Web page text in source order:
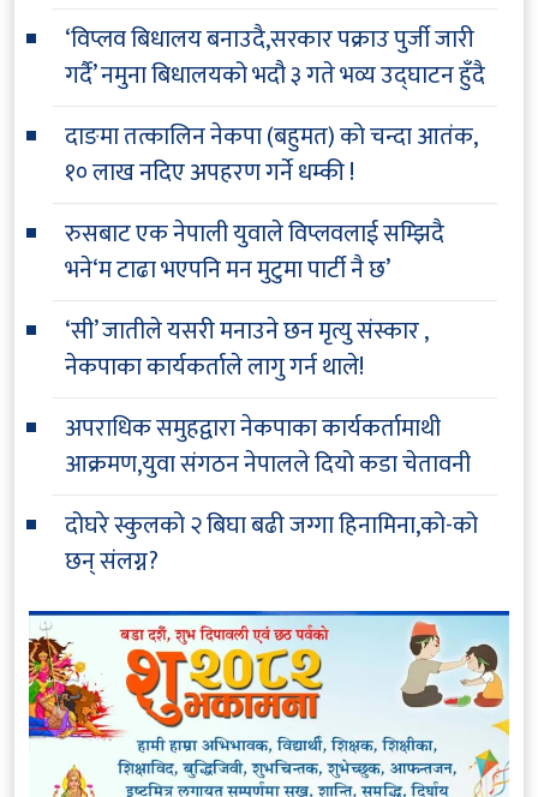
‘विप्लव बिधालय बनाउदै,सरकार पक्राउ पुर्जी जारी
गर्दै’ नमुना बिधालयको भदौ ३ गते भव्य उद्घाटन हुँदै
दाङमा तत्कालिन नेकपा (बहुमत) को चन्दा आतंक,
१० लाख नदिए अपहरण गर्ने धम्की !
रुसबाट एक नेपाली युवाले विप्लवलाई सम्झिदै
भने‘म टाढा भएपनि मन मुटुमा पार्टी नै छ’
‘सी’ जातीले यसरी मनाउने छन मृत्यु संस्कार ,
नेकपाका कार्यकर्ताले लागु गर्न थाले!
अपराधिक समुहद्वारा नेकपाका कार्यकर्तामाथी
आक्रमण,युवा संगठन नेपालले दियो कडा चेतावनी
दोघरे स्कुलको २ बिघा बढी जग्गा हिनामिना,को-को
छन् संलग्न?